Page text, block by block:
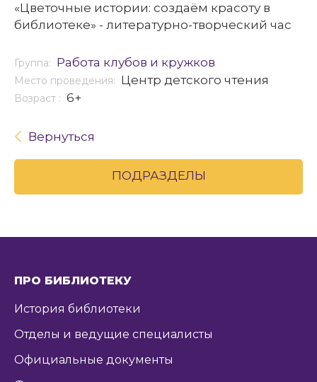
«Цветочные истории: создаём красоту в
библиотеке» - литературно-творческий час
Группа: Работа клубов и кружков
Место проведения: Центр детского чтения
Возраст : 6+
Вернуться
ПОДРАЗДЕЛЫ
ПРО БИБЛИОТЕКУ
История библиотеки
Отделы и ведущие специалисты
Официальные документы